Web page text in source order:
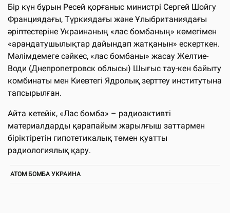
Бір күн бұрын Ресей қорғаныс министрі Сергей Шойгу
Франциядағы, Түркиядағы және Ұлыбританиядағы
әріптестеріне Украинаның «лас бомбаның» көмегімен
«арандатушылықтар дайындап жатқанын» ескерткен.
Мәлімдемеге сәйкес, «лас бомбаны» жасау Желтие-
Води (Днепропетровск облысы) Шығыс тау-кен байыту
комбинаты мен Киевтегі Ядролық зерттеу институтына
тапсырылған.
Айта кетейік, «Лас бомба» – радиоактивті
материалдарды қарапайым жарылғыш заттармен
біріктіретін гипотетикалық төмен қуатты
радиологиялық қару.
АТОМ БОМБА УКРАИНА